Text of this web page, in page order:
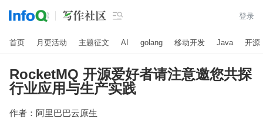
 登录
首页 月更活动 主题征文 AI golang 移动开发 Java 开源
RocketMQ 开源爱好者请注意邀您共探
行业应用与生产实践
作者： 阿里巴巴云原生